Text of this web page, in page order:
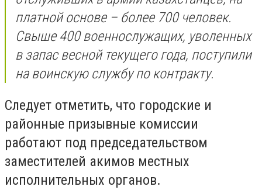
платной основе – более 700 человек.
Свыше 400 военнослужащих, уволенных
в запас весной текущего года, поступили
на воинскую службу по контракту.
Следует отметить, что городские и
районные призывные комиссии
работают под председательством
заместителей акимов местных
исполнительных органов.